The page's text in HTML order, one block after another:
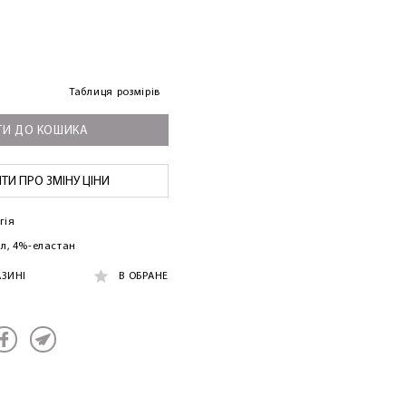
Таблиця розмірів
ДО КОШИКА
ПРО ЗМІНУ ЦІНИ
4%-еластан
В ОБРАНЕ